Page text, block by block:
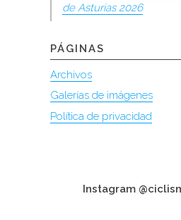
de Asturias 2026
PÁGINAS
Archivos
Galerías de imágenes
Política de privacidad
Instagram